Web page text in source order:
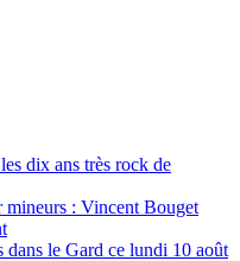
dix ans très rock de
: Vincent Bouget
le Gard ce lundi 10 août